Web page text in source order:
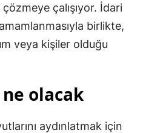
çalışıyor. İdari
birlikte,
veya kişiler olduğu
olacak
aydınlatmak için